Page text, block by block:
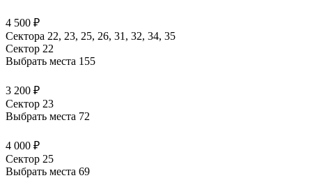
4 500 ₽
Сектора 22, 23, 25, 26, 31, 32, 34, 35
Сектор 22
Выбрать места 155
3 200 ₽
Сектор 23
Выбрать места 72
4 000 ₽
Сектор 25
Выбрать места 69